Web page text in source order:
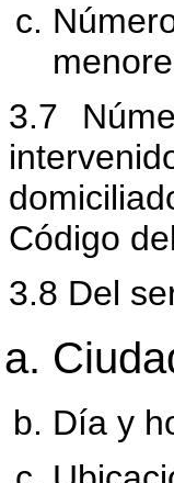
3.7
Código
3.8 Del
Día y